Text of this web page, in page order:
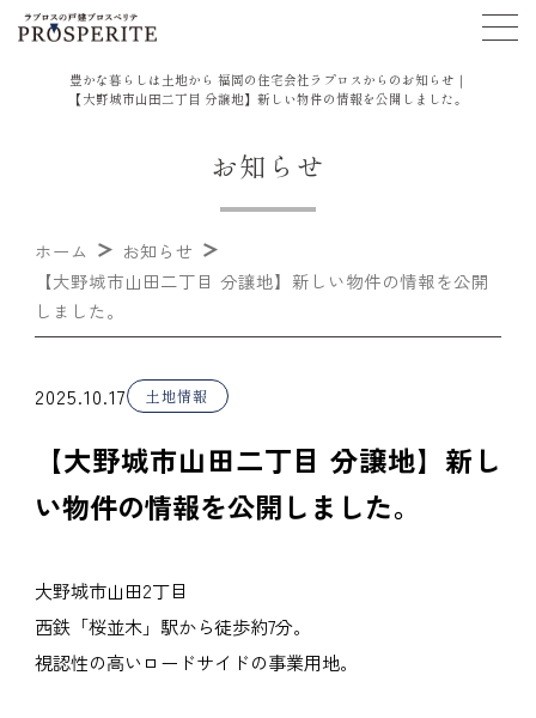
豊かな暮らしは土地から 福岡の住宅会社ラプロスからのお知らせ｜
【大野城市山田二丁目 分譲地】新しい物件の情報を公開しました。
お知らせ
ホーム
お知らせ
【大野城市山田二丁目 分譲地】新しい物件の情報を公開
しました。
2025.10.17 土地情報
【大野城市山田二丁目 分譲地】新し
い物件の情報を公開しました。
大野城市山田2丁目
西鉄「桜並木」駅から徒歩約7分。
視認性の高いロードサイドの事業用地。